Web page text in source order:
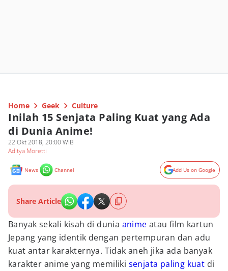
Home Geek Culture
Inilah 15 Senjata Paling Kuat yang Ada
di Dunia Anime!
22 Okt 2018, 20:00 WIB
Aditya Moretti
News Channel Add Us on Google
Share Article
Banyak sekali kisah di dunia anime atau film kartun
Jepang yang identik dengan pertempuran dan adu
kuat antar karakternya. Tidak aneh jika ada banyak
karakter anime yang memiliki senjata paling kuat di